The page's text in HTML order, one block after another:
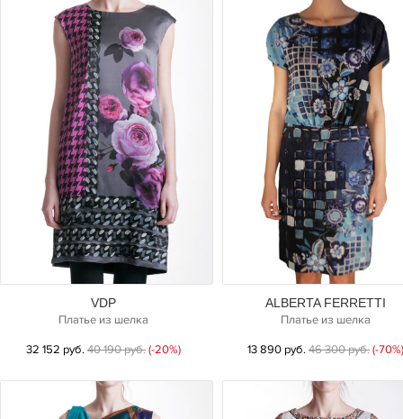
VDP
Платье из шелка
32 152 руб.40 190 руб.(-20%)
ALBERTA FERRETTI
Платье из шелка
13 890 руб.46 300 руб.(-70%)